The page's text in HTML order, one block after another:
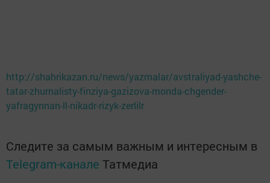
http://shahrikazan.ru/news/yazmalar/avstraliyad-yashche-
tatar-zhurnalisty-finziya-gazizova-monda-chgender-
yafragynnan-ll-nikadr-rizyk-zerlilr
Следите за самым важным и интересным в
Telegram-канале Татмедиа